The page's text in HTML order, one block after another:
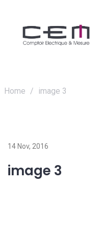
Home / image 3
14 Nov, 2016
image 3